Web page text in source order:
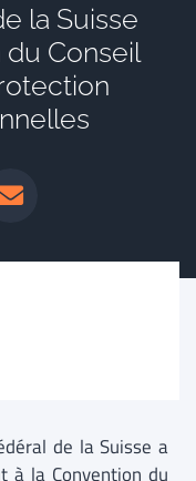
la Suisse
Conseil
de la Suisse a
à la Convention du